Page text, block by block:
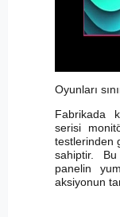
Oyunları
Fabrikada
serisi
testlerinden
sahiptir.
panelin
aksiyonun